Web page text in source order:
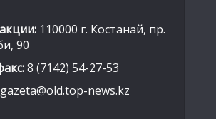
110000 г. Костанай, пр.
90
8 (7142) 54-27-53
gazeta@old.top-news.kz